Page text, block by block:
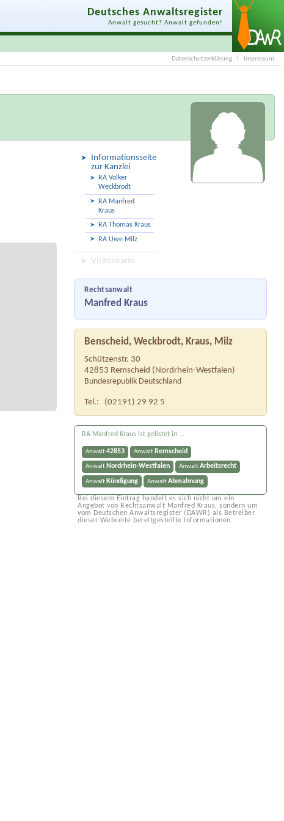
Deutsches Anwaltsregister
Anwalt gesucht? Anwalt gefunden!
Datenschutzerklärung Impressum
Informationsseite
zur Kanzlei
RA Volker
Weckbrodt
RA Manfred
Kraus
RA Thomas Kraus
RA Uwe Milz
Visitenkarte
Rechtsanwalt
Manfred Kraus
Benscheid, Weckbrodt, Kraus, Milz
Schützenstr. 30
42853 Remscheid (Nordrhein-Westfalen)
Bundesrepublik Deutschland
Tel.: (02191) 29 92 5
RA Manfred Kraus ist gelistet in ...
Anwalt42853 AnwaltRemscheid
AnwaltNordrhein-Westfalen AnwaltArbeitsrecht
Anwalt Kündigung AnwaltAbmahnung
Bei diesem Eintrag handelt es sich nicht um ein
Angebot von Rechtsanwalt Manfred Kraus, sondern um
vom Deutschen Anwaltsregister (DAWR) als Betreiber
dieser Webseite bereitgestellte Informationen.